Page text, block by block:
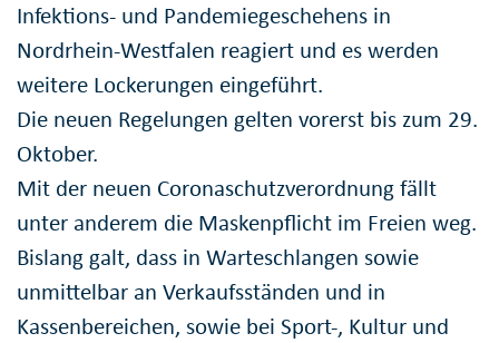
Infektions- und Pandemiegeschehens in
Nordrhein-Westfalen reagiert und es werden
weitere Lockerungen eingeführt.
Die neuen Regelungen gelten vorerst bis zum 29.
Oktober.
Mit der neuen Coronaschutzverordnung fällt
unter anderem die Maskenpflicht im Freien weg.
Bislang galt, dass in Warteschlangen sowie
unmittelbar an Verkaufsständen und in
Kassenbereichen, sowie bei Sport-, Kultur und